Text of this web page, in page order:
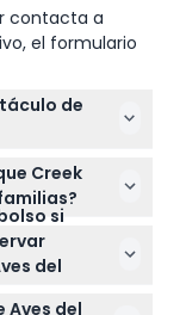
contacta a
el formulario
de
se realiza
a las 12:15
menos 30
del
— por favor
Creek
para
2 años
obtienen un
pagan tarifa
si
del
del
Aves del